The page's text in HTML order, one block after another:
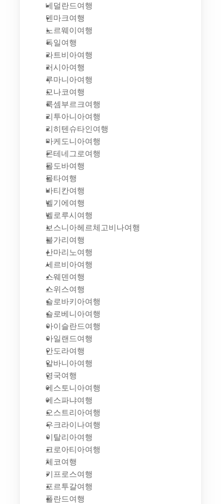
네덜란드여행
덴마크여행
노르웨이여행
독일여행
라트비아여행
러시아여행
루마니아여행
모나코여행
룩셈부르크여행
리투아니아여행
리히텐슈타인여행
마케도니아여행
몬테네그로여행
몰도바여행
몰타여행
바티칸여행
벨기에여행
벨로루시여행
보스니아헤르체고비나여행
불가리여행
산마리노여행
세르비아여행
스웨덴여행
스위스여행
슬로바키아여행
슬로베니아여행
아이슬란드여행
아일랜드여행
안도라여행
알바니아여행
영국여행
에스토니아여행
에스파냐여행
오스트리아여행
우크라이나여행
이탈리아여행
크로아티아여행
체코여행
키프로스여행
포르투갈여행
폴란드여행